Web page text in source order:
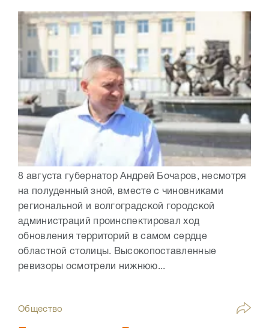
8 августа губернатор Андрей Бочаров, несмотря
на полуденный зной, вместе с чиновниками
региональной и волгоградской городской
администраций проинспектировал ход
обновления территорий в самом сердце
областной столицы. Высокопоставленные
ревизоры осмотрели нижнюю...
Общество